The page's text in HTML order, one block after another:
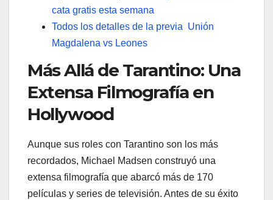
cata gratis esta semana
Todos los detalles de la previa Unión
Magdalena vs Leones
Más Allá de Tarantino: Una
Extensa Filmografía en
Hollywood
Aunque sus roles con Tarantino son los más
recordados, Michael Madsen construyó una
extensa filmografía que abarcó más de 170
películas y series de televisión. Antes de su éxito